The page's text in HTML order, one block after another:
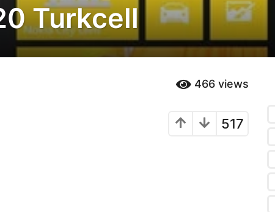
Turkcell
466 views
517